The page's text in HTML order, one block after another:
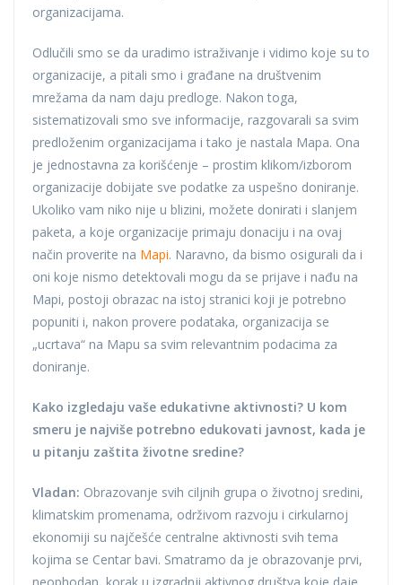
organizacijama.
Odlučili smo se da uradimo istraživanje i vidimo koje su to
organizacije, a pitali smo i građane na društvenim
mrežama da nam daju predloge. Nakon toga,
sistematizovali smo sve informacije, razgovarali sa svim
predloženim organizacijama i tako je nastala Mapa. Ona
je jednostavna za korišćenje – prostim klikom/izborom
organizacije dobijate sve podatke za uspešno doniranje.
Ukoliko vam niko nije u blizini, možete donirati i slanjem
paketa, a koje organizacije primaju donaciju i na ovaj
način proverite na Mapi. Naravno, da bismo osigurali da i
oni koje nismo detektovali mogu da se prijave i nađu na
Mapi, postoji obrazac na istoj stranici koji je potrebno
popuniti i, nakon provere podataka, organizacija se
„ucrtava“ na Mapu sa svim relevantnim podacima za
doniranje.
Kako izgledaju vaše edukativne aktivnosti? U kom
smeru je najviše potrebno edukovati javnost, kada je
u pitanju zaštita životne sredine?
Vladan: Obrazovanje svih ciljnih grupa o životnoj sredini,
klimatskim promenama, održivom razvoju i cirkularnoj
ekonomiji su najčešće centralne aktivnosti svih tema
kojima se Centar bavi. Smatramo da je obrazovanje prvi,